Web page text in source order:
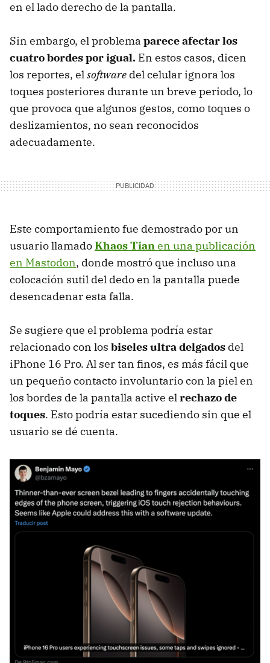
en el lado derecho de la pantalla.
Sin embargo, el problema parece afectar los
cuatro bordes por igual. En estos casos, dicen
los reportes, elsoftware del celular ignora los
toques posteriores durante un breve periodo, lo
que provoca que algunos gestos, como toques o
deslizamientos, no sean reconocidos
adecuadamente.
Este comportamiento fue demostrado por un
usuario llamadoKhaos Tianen una publicación
en Mastodon, donde mostró que incluso una
colocación sutil del dedo en la pantalla puede
desencadenar esta falla.
Se sugiere que el problema podría estar
relacionado con los biseles ultra delgados del
iPhone 16 Pro. Al ser tan finos, es más fácil que
un pequeño contacto involuntario con la piel en
los bordes de la pantalla active elrechazo de
toques. Esto podría estar sucediendo sin que el
usuario se dé cuenta.